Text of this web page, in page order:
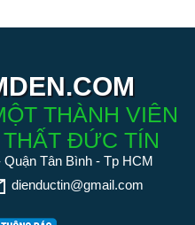
THÀNH VIÊN
ĐỨC TÍN
Tân Bình - Tp HCM
dienductin@gmail.com